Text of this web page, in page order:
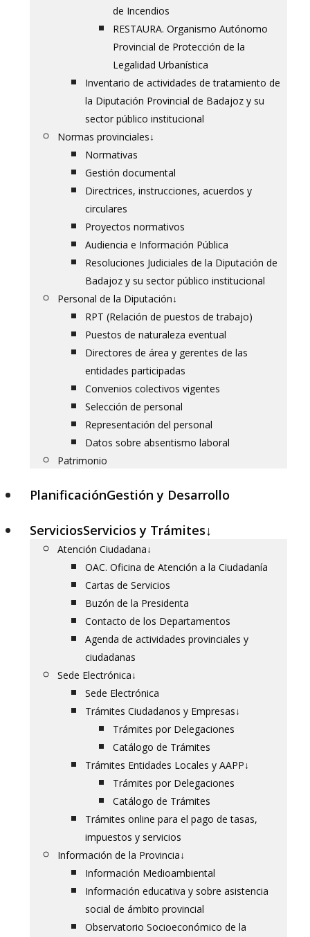
de Incendios
RESTAURA. Organismo Autónomo
Provincial de Protección de la
Legalidad Urbanística
Inventario de actividades de tratamiento de
la Diputación Provincial de Badajoz y su
sector público institucional
Normas provinciales↓
Normativas
Gestión documental
Directrices, instrucciones, acuerdos y
circulares
Proyectos normativos
Audiencia e Información Pública
Resoluciones Judiciales de la Diputación de
Badajoz y su sector público institucional
Personal de la Diputación↓
RPT (Relación de puestos de trabajo)
Puestos de naturaleza eventual
Directores de área y gerentes de las
entidades participadas
Convenios colectivos vigentes
Selección de personal
Representación del personal
Datos sobre absentismo laboral
Patrimonio
PlanificaciónGestión y Desarrollo
ServiciosServicios y Trámites↓
Atención Ciudadana↓
OAC. Oficina de Atención a la Ciudadanía
Cartas de Servicios
Buzón de la Presidenta
Contacto de los Departamentos
Agenda de actividades provinciales y
ciudadanas
Sede Electrónica↓
Sede Electrónica
Trámites Ciudadanos y Empresas↓
Trámites por Delegaciones
Catálogo de Trámites
Trámites Entidades Locales y AAPP↓
Trámites por Delegaciones
Catálogo de Trámites
Trámites online para el pago de tasas,
impuestos y servicios
Información de la Provincia↓
Información Medioambiental
Información educativa y sobre asistencia
social de ámbito provincial
Observatorio Socioeconómico de la